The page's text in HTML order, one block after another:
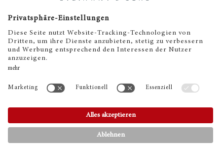
Impressum
Haftungsausschluss
Cookie Zustimmung